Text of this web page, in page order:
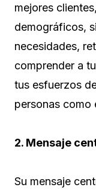
mejores
demográficos,
necesidades,
comprender a
tus esfuerzos
personas como
2. Mensaje
Su mensaje